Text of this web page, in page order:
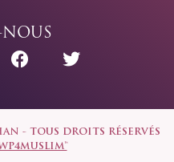
NOUS
- TOUS DROITS RÉSERVÉS